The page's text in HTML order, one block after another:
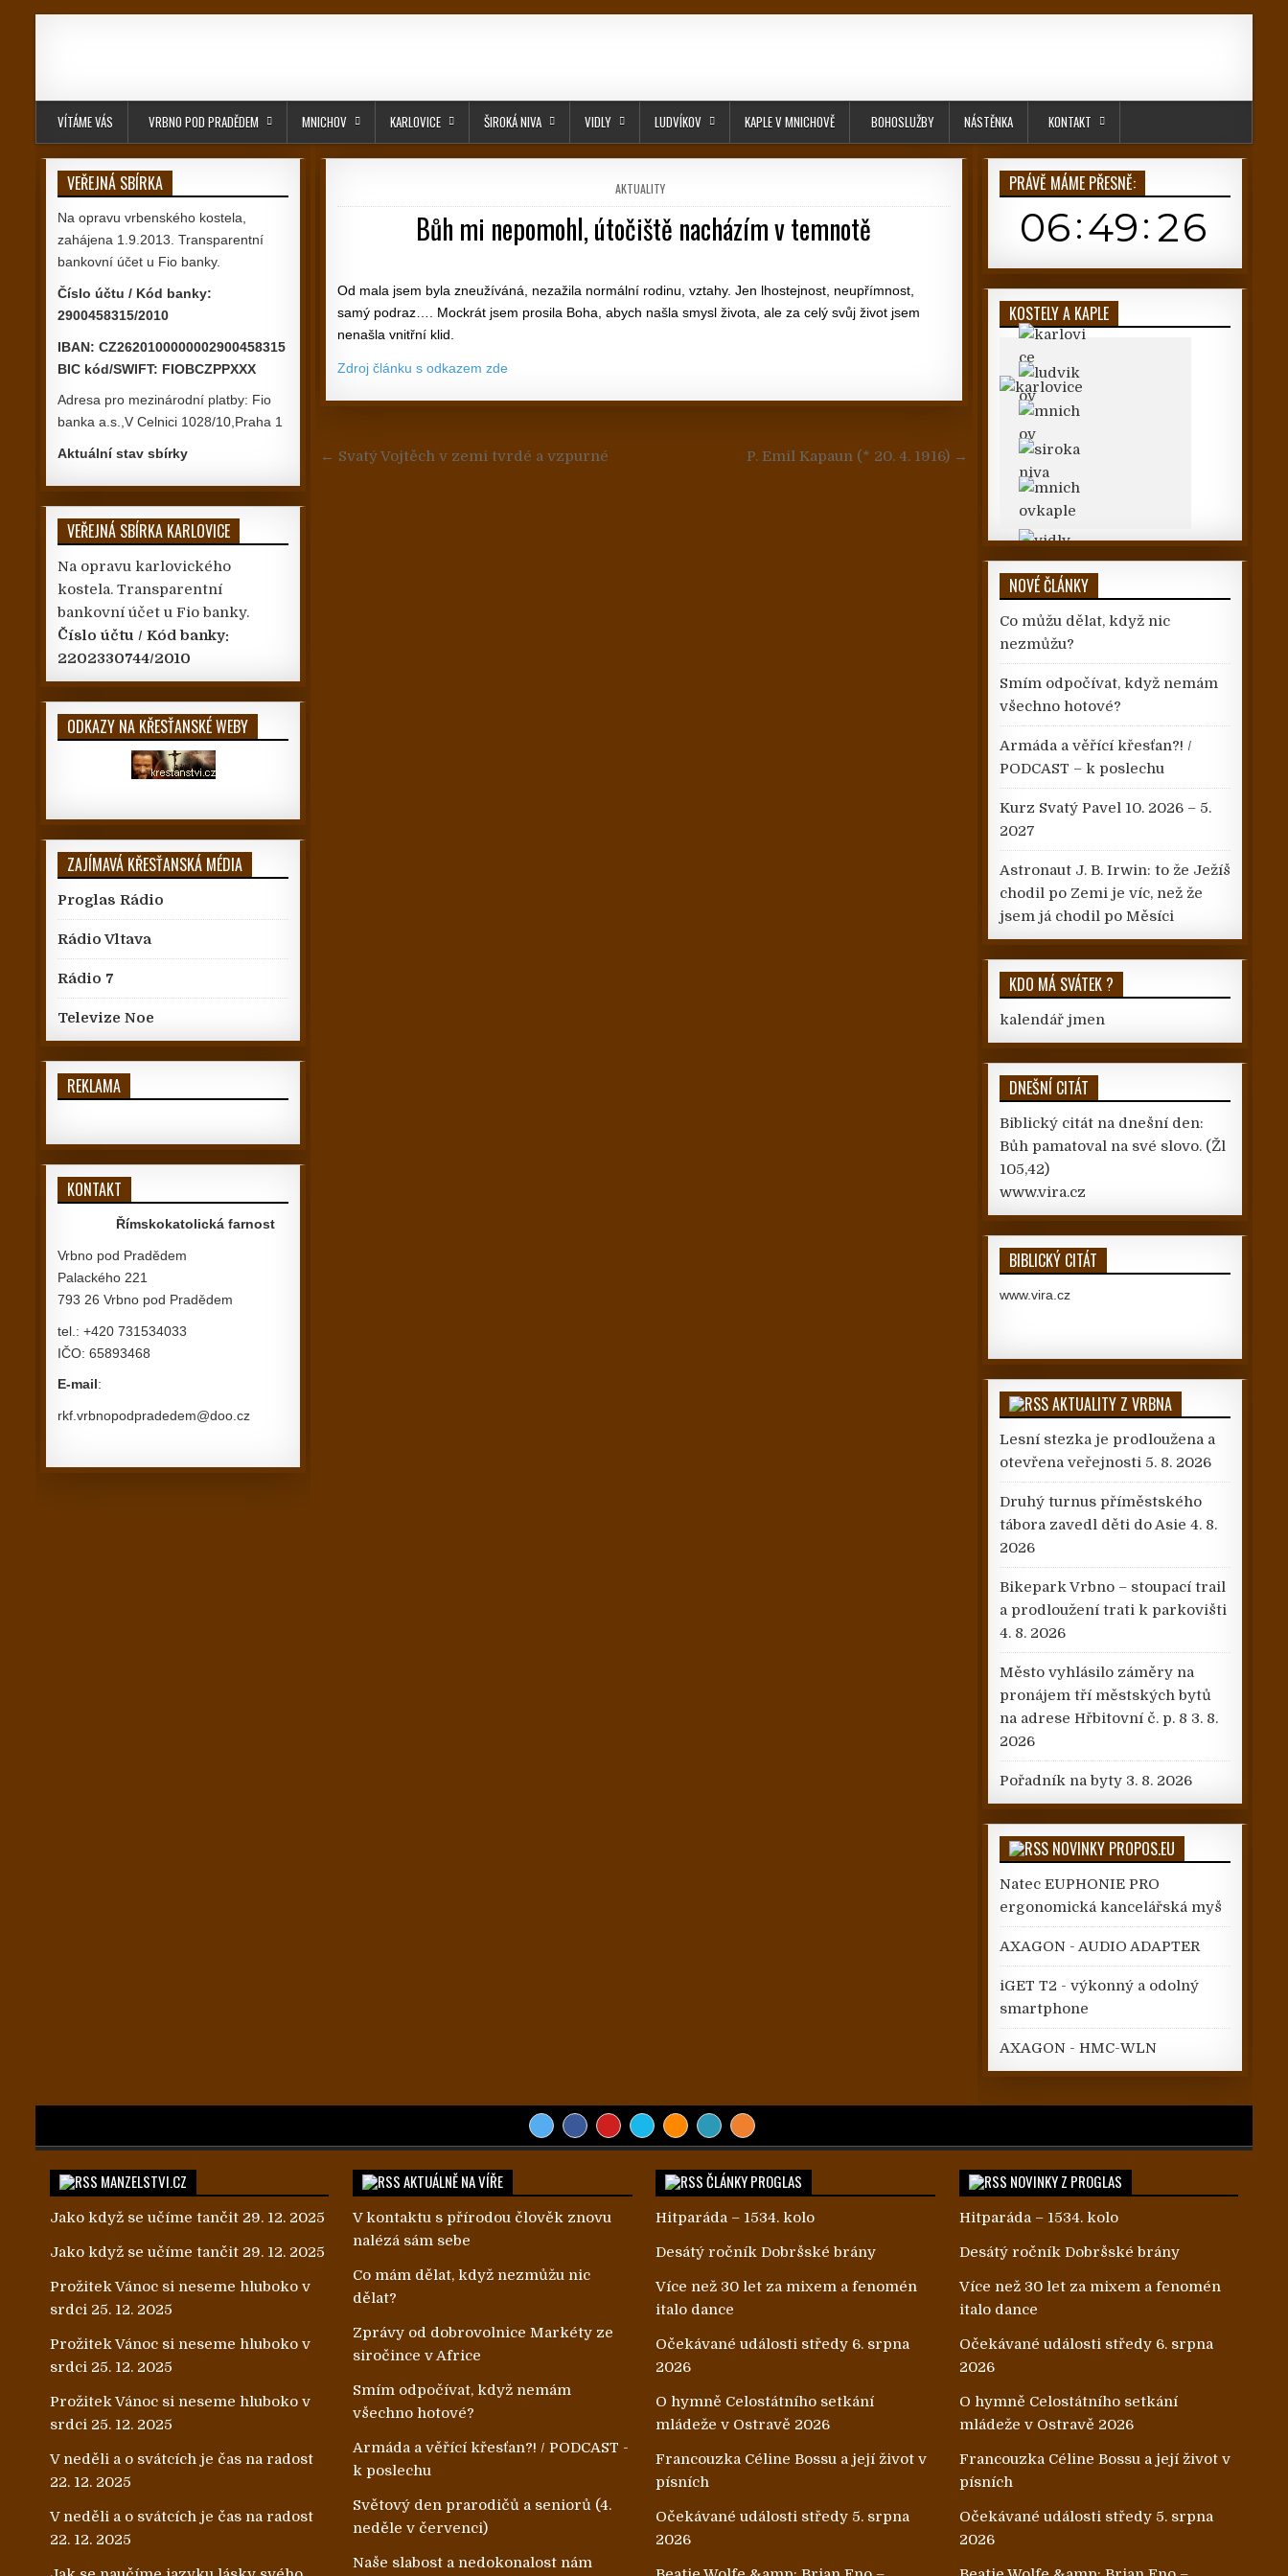
VÍTÁME VÁS VRBNO POD PRADĚDEM MNICHOV KARLOVICE ŠIROKÁ NIVA VIDLY LUDVÍKOV KAPLE V MNICHOVĚ BOHOSLUŽBY NÁSTĚNKA KONTAKT
POSTED IN
AKTUALITY
Bůh mi nepomohl, útočiště nacházím v temnotě
Od mala jsem byla zneužíváná, nezažila normální rodinu, vztahy. Jen lhostejnost, neupřímnost,
samý podraz…. Mockrát jsem prosila Boha, abych našla smysl života, ale za celý svůj život jsem
nenašla vnitřní klid.
Zdroj článku s odkazem zde
Navigace pro příspěvek P. Emil Kapaun (* 20. 4. 1916) →
← Svatý Vojtěch v zemi tvrdé a vzpurné
VEŘEJNÁ SBÍRKA
Na opravu vrbenského kostela,
zahájena 1.9.2013. Transparentní
bankovní účet u Fio banky.
Číslo účtu / Kód banky:
2900458315/2010
IBAN: CZ2620100000002900458315
BIC kód/SWIFT: FIOBCZPPXXX
Adresa pro mezinárodní platby: Fio
banka a.s.,V Celnici 1028/10,Praha 1
Aktuální stav sbírky
VEŘEJNÁ SBÍRKA KARLOVICE
Na opravu karlovického
kostela. Transparentní
bankovní účet u Fio banky.
Číslo účtu / Kód banky:
2202330744/2010
ODKAZY NA KŘESŤANSKÉ WEBY
ZAJÍMAVÁ KŘESŤANSKÁ MÉDIA
Proglas Rádio
Rádio Vltava
Rádio 7
Televize Noe
REKLAMA
KONTAKT
Římskokatolická farnost
Vrbno pod Pradědem
Palackého 221
793 26 Vrbno pod Pradědem
tel.: +420 731534033
IČO: 65893468
E-mail:
rkf.vrbnopodpradedem@doo.cz
PRÁVĚ MÁME PŘESNĚ:
KOSTELY A KAPLE
NOVÉ ČLÁNKY
Co můžu dělat, když nic
nezmůžu?
Smím odpočívat, když nemám
všechno hotové?
Armáda a věřící křesťan?! /
PODCAST – k poslechu
Kurz Svatý Pavel 10. 2026 – 5.
2027
Astronaut J. B. Irwin: to že Ježíš
chodil po Zemi je víc, než že
jsem já chodil po Měsíci
KDO MÁ SVÁTEK ?
kalendář jmen
DNEŠNÍ CITÁT
Biblický citát na dnešní den:
Bůh pamatoval na své slovo. (Žl
105,42)
www.vira.cz
BIBLICKÝ CITÁT
www.vira.cz
AKTUALITY Z VRBNA
Lesní stezka je prodloužena a
otevřena veřejnosti 5. 8. 2026
Druhý turnus příměstského
tábora zavedl děti do Asie 4. 8.
2026
Bikepark Vrbno – stoupací trail
a prodloužení trati k parkovišti
4. 8. 2026
Město vyhlásilo záměry na
pronájem tří městských bytů
na adrese Hřbitovní č. p. 8 3. 8.
2026
Pořadník na byty 3. 8. 2026
NOVINKY PROPOS.EU
Natec EUPHONIE PRO
ergonomická kancelářská myš
AXAGON - AUDIO ADAPTER
iGET T2 - výkonný a odolný
smartphone
AXAGON - HMC-WLN
MANZELSTVI.CZ
Jako když se učíme tančit 29. 12. 2025
Jako když se učíme tančit 29. 12. 2025
Prožitek Vánoc si neseme hluboko v
srdci 25. 12. 2025
Prožitek Vánoc si neseme hluboko v
srdci 25. 12. 2025
Prožitek Vánoc si neseme hluboko v
srdci 25. 12. 2025
V neděli a o svátcích je čas na radost
22. 12. 2025
V neděli a o svátcích je čas na radost
22. 12. 2025
AKTUÁLNĚ NA VÍŘE
V kontaktu s přírodou člověk znovu
nalézá sám sebe
Co mám dělat, když nezmůžu nic
dělat?
Zprávy od dobrovolnice Markéty ze
siročince v Africe
Smím odpočívat, když nemám
všechno hotové?
Armáda a věřící křesťan?! / PODCAST -
k poslechu
Světový den prarodičů a seniorů (4.
neděle v červenci)
Naše slabost a nedokonalost nám
ČLÁNKY PROGLAS
Hitparáda – 1534. kolo
Desátý ročník Dobršské brány
Více než 30 let za mixem a fenomén
italo dance
Očekávané události středy 6. srpna
2026
O hymně Celostátního setkání
mládeže v Ostravě 2026
Francouzka Céline Bossu a její život v
písních
Očekávané události středy 5. srpna
2026
NOVINKY Z PROGLAS
Hitparáda – 1534. kolo
Desátý ročník Dobršské brány
Více než 30 let za mixem a fenomén
italo dance
Očekávané události středy 6. srpna
2026
O hymně Celostátního setkání
mládeže v Ostravě 2026
Francouzka Céline Bossu a její život v
písních
Očekávané události středy 5. srpna
2026